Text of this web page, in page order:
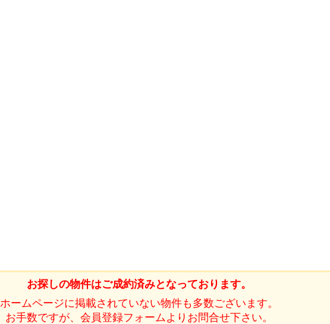
お探しの物件はご成約済みとなっております。
ホームページに掲載されていない物件も多数ございます。
お手数ですが、会員登録フォームよりお問合せ下さい。